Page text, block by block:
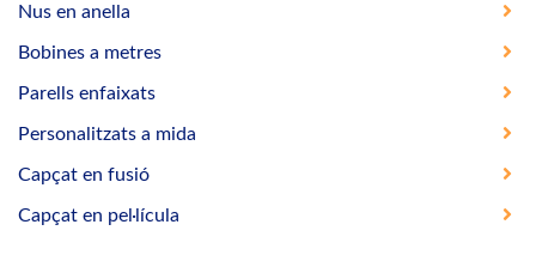
Nus en anella
Bobines a metres
Parells enfaixats
Personalitzats a mida
Capçat en fusió
Capçat en pel·lícula